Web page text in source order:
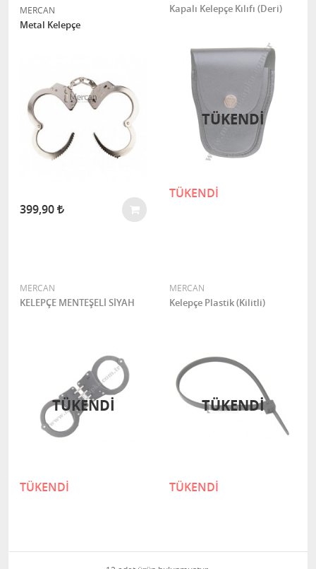
MERCAN
Metal Kelepçe
399,90
Kapalı Kelepçe Kılıfı (Deri)
TÜKENDİ
TÜKENDI
MERCAN
KELEPÇE MENTEŞELİ SİYAH
TÜKENDİ
TÜKENDI
MERCAN
Kelepçe Plastik (Kilitli)
TÜKENDİ
TÜKENDI